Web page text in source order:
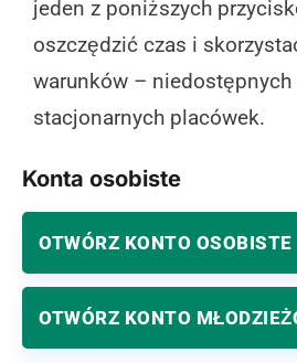
jeden z poniższych
oszczędzić czas i
warunków –
stacjonarnych placówek.
Konta osobiste
OTWÓRZ KONTO OSOBISTE
OTWÓRZ KONTO